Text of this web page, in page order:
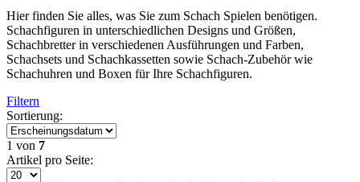
Hier finden Sie alles, was Sie zum Schach Spielen benötigen.
Schachfiguren in unterschiedlichen Designs und Größen,
Schachbretter in verschiedenen Ausführungen und Farben,
Schachsets und Schachkassetten sowie Schach-Zubehör wie
Schachuhren und Boxen für Ihre Schachfiguren.
Filtern
Sortierung:
1 von 7
Artikel pro Seite: